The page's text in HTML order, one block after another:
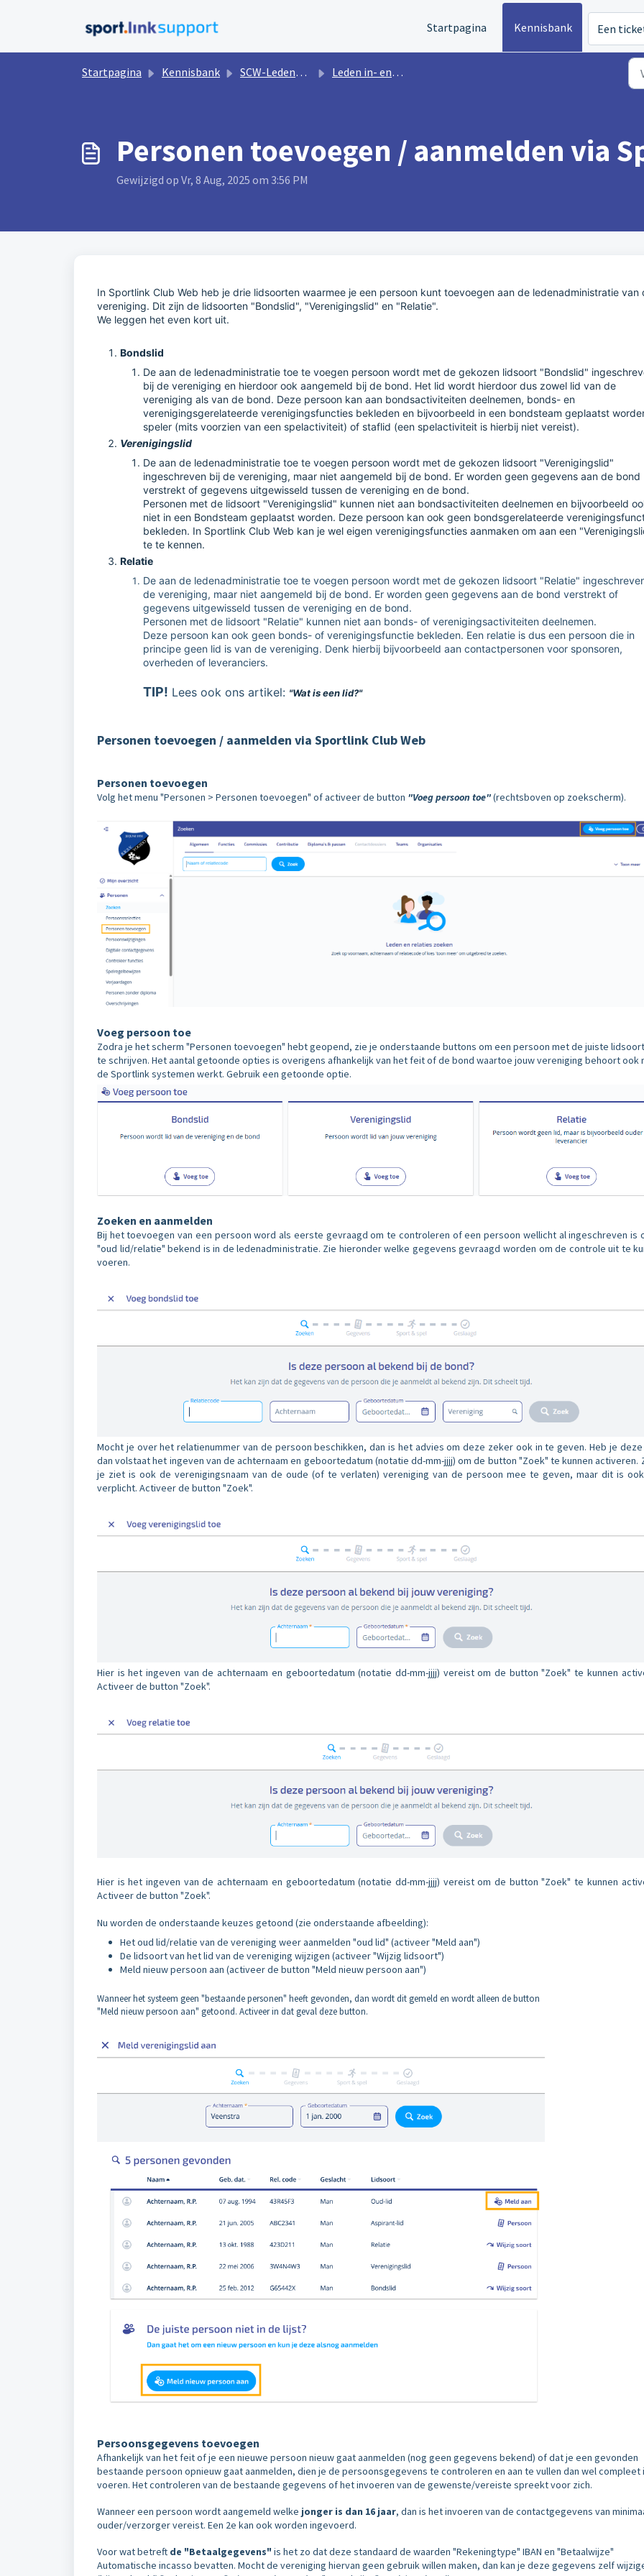
Startpagina
Kennisbank Een
Startpagina Kennisbank SCW-Ledenbeheer Leden in- en uitschrijven
Personen toevoegen / aanmelden via
Gewijzigd op Vr, 8 Aug, 2025 om 3:56 PM
In Sportlink Club Web heb je drie lidsoorten waarmee je een persoon kunt toevoegen aan de ledenadministratie van
vereniging. Dit zijn de lidsoorten "Bondslid", "Verenigingslid" en "Relatie".
We leggen het even kort uit.
Bondslid
De aan de ledenadministratie toe te voegen persoon wordt met de gekozen lidsoort "Bondslid"
bij de vereniging en hierdoor ook aangemeld bij de bond. Het lid wordt hierdoor dus zowel lid van de
vereniging als van de bond. Deze persoon kan aan bondsactiviteiten deelnemen, bonds- en
verenigingsgerelateerde verenigingsfuncties bekleden en bijvoorbeeld in een bondsteam geplaatst
speler (mits voorzien van een spelactiviteit) of staflid (een spelactiviteit is hierbij niet vereist).
Verenigingslid
De aan de ledenadministratie toe te voegen persoon wordt met de gekozen lidsoort "Verenigingslid"
ingeschreven bij de vereniging, maar niet aangemeld bij de bond. Er worden geen gegevens aan de bond
verstrekt of gegevens uitgewisseld tussen de vereniging en de bond.
Personen met de lidsoort "Verenigingslid" kunnen niet aan bondsactiviteiten deelnemen en bijvoorbeeld
niet in een Bondsteam geplaatst worden. Deze persoon kan ook geen bondsgerelateerde
bekleden. In Sportlink Club Web kan je wel eigen verenigingsfuncties aanmaken om aan een
te te kennen.
Relatie
De aan de ledenadministratie toe te voegen persoon wordt met de gekozen lidsoort "Relatie"
de vereniging, maar niet aangemeld bij de bond. Er worden geen gegevens aan de bond verstrekt of
gegevens uitgewisseld tussen de vereniging en de bond.
Personen met de lidsoort "Relatie" kunnen niet aan bonds- of verenigingsactiviteiten deelnemen.
Deze persoon kan ook geen bonds- of verenigingsfunctie bekleden. Een relatie is dus een persoon die in
principe geen lid is van de vereniging. Denk hierbij bijvoorbeeld aan contactpersonen voor sponsoren,
overheden of leveranciers.
TIP! Lees ook ons artikel: "Wat is een lid?"
Personen toevoegen / aanmelden via Sportlink Club Web
Personen toevoegen
Volg het menu "Personen > Personen toevoegen" of activeer de button "Voeg persoon toe"(rechtsboven op zoekscherm).
Voeg persoon toe
Zodra je het scherm "Personen toevoegen" hebt geopend, zie je onderstaande buttons om een persoon met de juiste
te schrijven. Het aantal getoonde opties is overigens afhankelijk van het feit of de bond waartoe jouw vereniging behoort ook
de Sportlink systemen werkt. Gebruik een getoonde optie.
Zoeken en aanmelden
Bij het toevoegen van een persoon word als eerste gevraagd om te controleren of een persoon wellicht al ingeschreven is
"oud lid/relatie" bekend is in de ledenadministratie. Zie hieronder welke gegevens gevraagd worden om de controle uit te
voeren.
Mocht je over het relatienummer van de persoon beschikken, dan is het advies om deze zeker ook in te geven. Heb je
dan volstaat het ingeven van de achternaam en geboortedatum (notatie dd-mm-jjjj) om de button "Zoek" te kunnen activeren.
je ziet is ook de verenigingsnaam van de oude (of te verlaten) vereniging van de persoon mee te geven, maar dit is
verplicht. Activeer de button "Zoek".
Hier is het ingeven van de achternaam en geboortedatum (notatie dd-mm-jjjj) vereist om de button "Zoek" te kunnen
Activeer de button "Zoek".
Hier is het ingeven van de achternaam en geboortedatum (notatie dd-mm-jjjj) vereist om de button "Zoek" te kunnen
Activeer de button "Zoek".
Nu worden de onderstaande keuzes getoond (zie onderstaande afbeelding):
Het oud lid/relatie van de vereniging weer aanmelden "oud lid" (activeer "Meld aan")
De lidsoort van het lid van de vereniging wijzigen (activeer "Wijzig lidsoort")
Meld nieuw persoon aan (activeer de button "Meld nieuw persoon aan")
Wanneer het systeem geen "bestaande personen" heeft gevonden, dan wordt dit gemeld en wordt alleen de button
"Meld nieuw persoon aan" getoond. Activeer in dat geval deze button.
Persoonsgegevens toevoegen
Afhankelijk van het feit of je een nieuwe persoon nieuw gaat aanmelden (nog geen gegevens bekend) of dat je een gevonden
bestaande persoon opnieuw gaat aanmelden, dien je de persoonsgegevens te controleren en aan te vullen dan wel compleet
voeren. Het controleren van de bestaande gegevens of het invoeren van de gewenste/vereiste spreekt voor zich.
Wanneer een persoon wordt aangemeld welke jonger is dan 16 jaar, dan is het invoeren van de contactgegevens van
ouder/verzorger vereist. Een 2e kan ook worden ingevoerd.
Voor wat betreft de "Betaalgegevens" is het zo dat deze standaard de waarden "Rekeningtype" IBAN en "Betaalwijze"
Automatische incasso bevatten. Mocht de vereniging hiervan geen gebruik willen maken, dan kan je deze gegevens zelf